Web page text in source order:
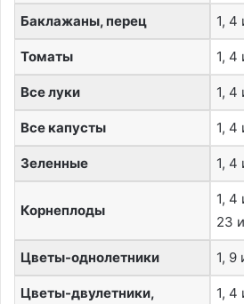
Баклажаны, перец 1, 4
Томаты 1, 4
Все луки 1, 4
Все капусты 1, 4
Зеленные 1, 4
Корнеплоды
1, 4
23
Цветы-однолетники 1, 9
Цветы-двулетники,
1, 4